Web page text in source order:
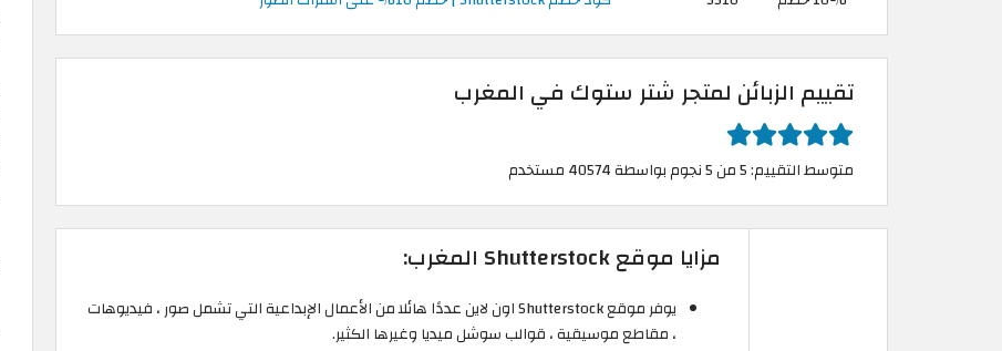
تقييم الزبائن لمتجر شتر ستوك في المغرب
متوسط التقييم: 5 من 5 نجوم بواسطة 40574 مستخدم
مزايا موقع Shutterstock المغرب:
يوفر موقع Shutterstock اون لاين عددًا هائلا من الأعمال الإبداعية التي تشمل صور ، فيديوهات
، مقاطع موسيقية ، قوالب سوشل ميديا وغيرها الكثير.